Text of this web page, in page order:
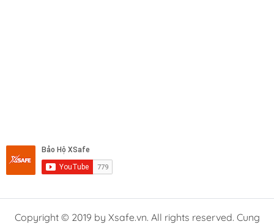
Copyright © 2019 by Xsafe.vn. All rights reserved. Cung